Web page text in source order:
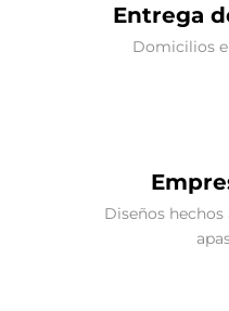
Entrega
Domicilios
Diseños